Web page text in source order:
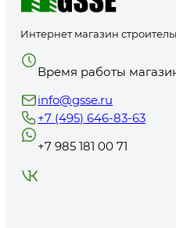
Интернет магазин
Время работы
info@gsse.ru
+7 (495) 646-83-63
+7 985 181 00 71